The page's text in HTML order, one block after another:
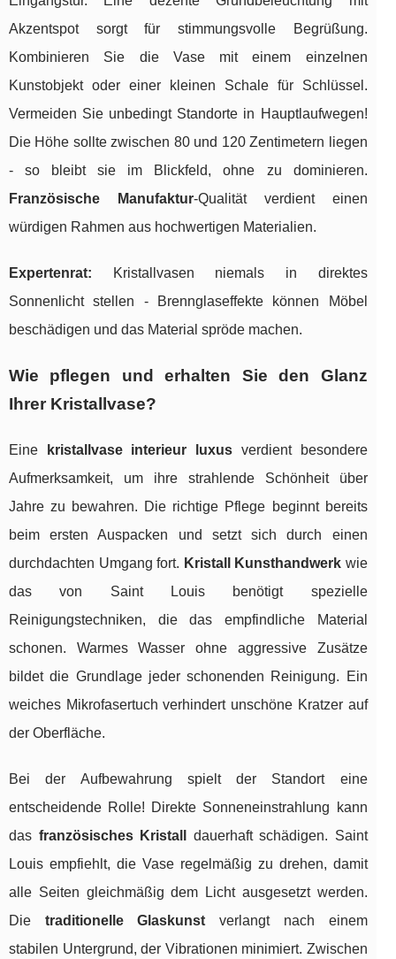
Akzentspot sorgt für stimmungsvolle Begrüßung.
Kombinieren Sie die Vase mit einem einzelnen
Kunstobjekt oder einer kleinen Schale für Schlüssel.
Vermeiden Sie unbedingt Standorte in Hauptlaufwegen!
Die Höhe sollte zwischen 80 und 120 Zentimetern liegen
- so bleibt sie im Blickfeld, ohne zu dominieren.
Französische Manufaktur-Qualität verdient einen
würdigen Rahmen aus hochwertigen Materialien.
Expertenrat: Kristallvasen niemals in direktes
Sonnenlicht stellen - Brennglaseffekte können Möbel
beschädigen und das Material spröde machen.
Wie pflegen und erhalten Sie den Glanz
Ihrer Kristallvase?
Eine kristallvase interieur luxus verdient besondere
Aufmerksamkeit, um ihre strahlende Schönheit über
Jahre zu bewahren. Die richtige Pflege beginnt bereits
beim ersten Auspacken und setzt sich durch einen
durchdachten Umgang fort. Kristall Kunsthandwerk wie
das von Saint Louis benötigt spezielle
Reinigungstechniken, die das empfindliche Material
schonen. Warmes Wasser ohne aggressive Zusätze
bildet die Grundlage jeder schonenden Reinigung. Ein
weiches Mikrofasertuch verhindert unschöne Kratzer auf
der Oberfläche.
Bei der Aufbewahrung spielt der Standort eine
entscheidende Rolle! Direkte Sonneneinstrahlung kann
das französisches Kristall
dauerhaft schädigen. Saint
Louis empfiehlt, die Vase regelmäßig zu drehen, damit
alle Seiten gleichmäßig dem Licht ausgesetzt werden.
Die traditionelle Glaskunst verlangt nach einem
stabilen Untergrund, der Vibrationen minimiert. Zwischen